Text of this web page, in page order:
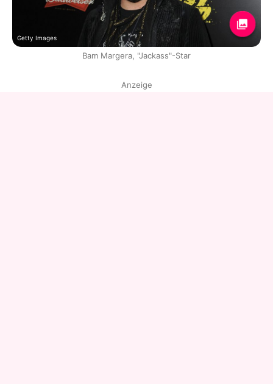
Getty Images
Bam Margera, "Jackass"-Star
Anzeige